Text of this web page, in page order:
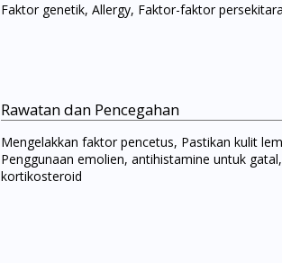
Faktor genetik, Allergy, Faktor-faktor
Rawatan dan Pencegahan
Mengelakkan faktor pencetus, Pastikan kulit
Penggunaan emolien, antihistamine untuk
kortikosteroid